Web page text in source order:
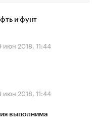
и фунт
июн 2018, 11:44
июн 2018, 11:44
выполнима